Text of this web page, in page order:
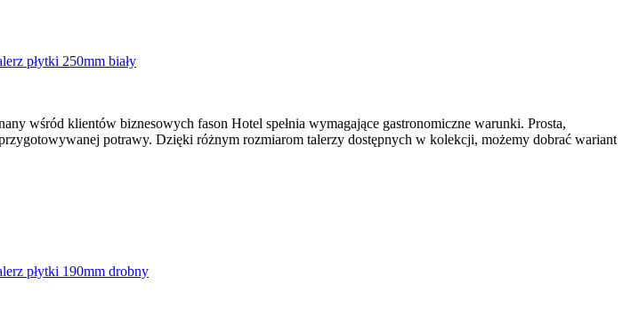
wśród klientów biznesowych fason Hotel spełnia wymagające gastronomiczne warunki. Prosta,
potrawy. Dzięki różnym rozmiarom talerzy dostępnych w kolekcji, możemy dobrać wariant